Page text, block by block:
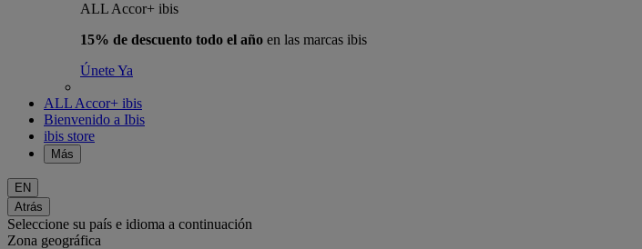
ALL Accor+ ibis
15% de descuento todo el año en las marcas ibis
Únete Ya
ALL Accor+ ibis
Bienvenido a Ibis
ibis store
Más
EN
Atrás
Seleccione su país e idioma a continuación
Zona geográfica